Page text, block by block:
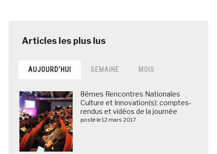
AUJOURD’HUI SEMAINE MOIS
8èmes Rencontres Nationales
Culture et Innovation(s): comptes-
rendus et vidéos de la journée
posté le 12 mars 2017